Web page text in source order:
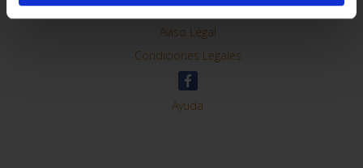
Preguntas Frequentes (FAQs)
Aviso Legal
Condiciones Legales
Ayuda